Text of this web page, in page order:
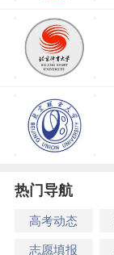
热门导航
高考动态
志愿填报